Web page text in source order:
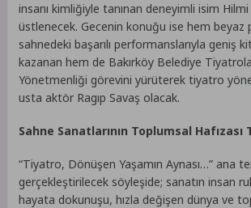
insanı kimliğiyle tanınan deneyimli isim
üstlenecek. Gecenin konuğu ise hem beyaz
sahnedeki başarılı performanslarıyla geniş
kazanan hem de Bakırköy Belediye
Yönetmenliği görevini yürüterek tiyatro
usta aktör Ragıp Savaş olacak.
Sahne Sanatlarının Toplumsal Hafızası
“Tiyatro, Dönüşen Yaşamın Aynası…” ana
gerçekleştirilecek söyleşide; sanatın insan
hayata dokunuşu, hızla değişen dünya ve